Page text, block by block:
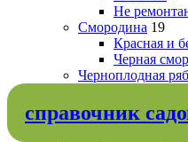
Не
Смородина 19
Красная и
Черная
Черноплодная
справочник